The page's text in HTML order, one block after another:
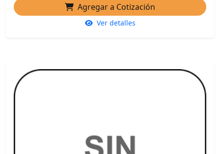
Agregar a Cotización
Ver detalles